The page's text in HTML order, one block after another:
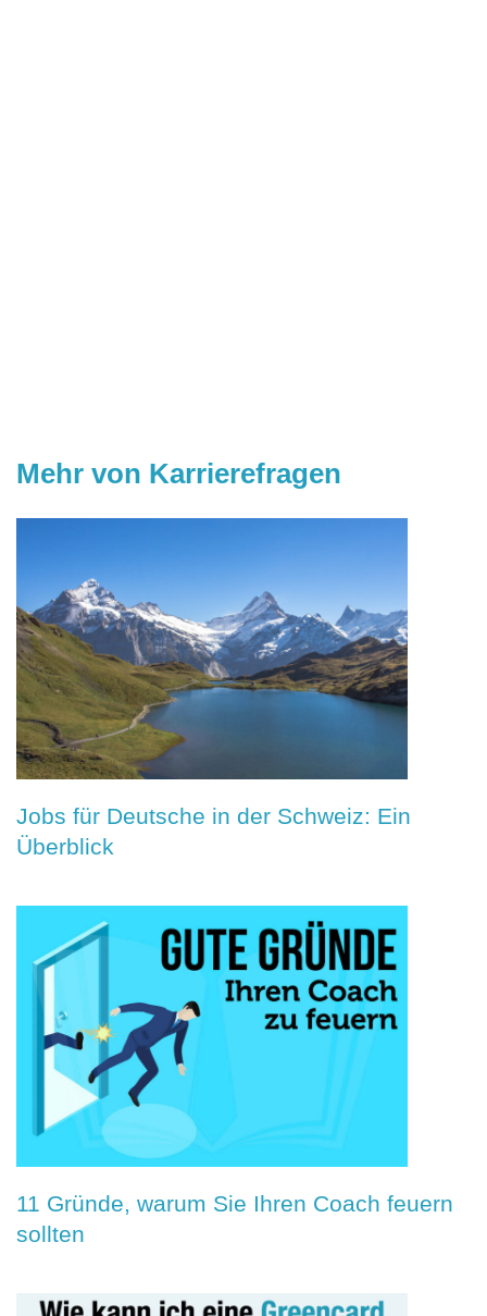
Mehr von Karrierefragen
Jobs für Deutsche in der Schweiz: Ein
Überblick
11 Gründe, warum Sie Ihren Coach feuern
sollten